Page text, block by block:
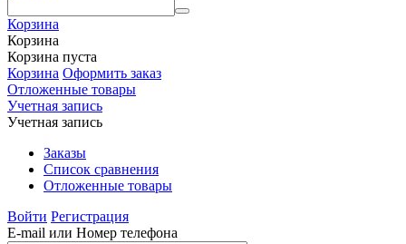
Корзина
Корзина
Корзина пуста
Корзина Оформить заказ
Отложенные товары
Учетная запись
Учетная запись
Заказы
Список сравнения
Отложенные товары
Войти Регистрация
E-mail или Номер телефона